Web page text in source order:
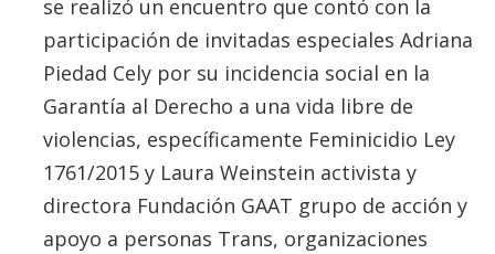
se realizó un encuentro que contó con la
participación de invitadas especiales Adriana
Piedad Cely por su incidencia social en la
Garantía al Derecho a una vida libre de
violencias, específicamente Feminicidio Ley
1761/2015 y Laura Weinstein activista y
directora Fundación GAAT grupo de acción y
apoyo a personas Trans, organizaciones